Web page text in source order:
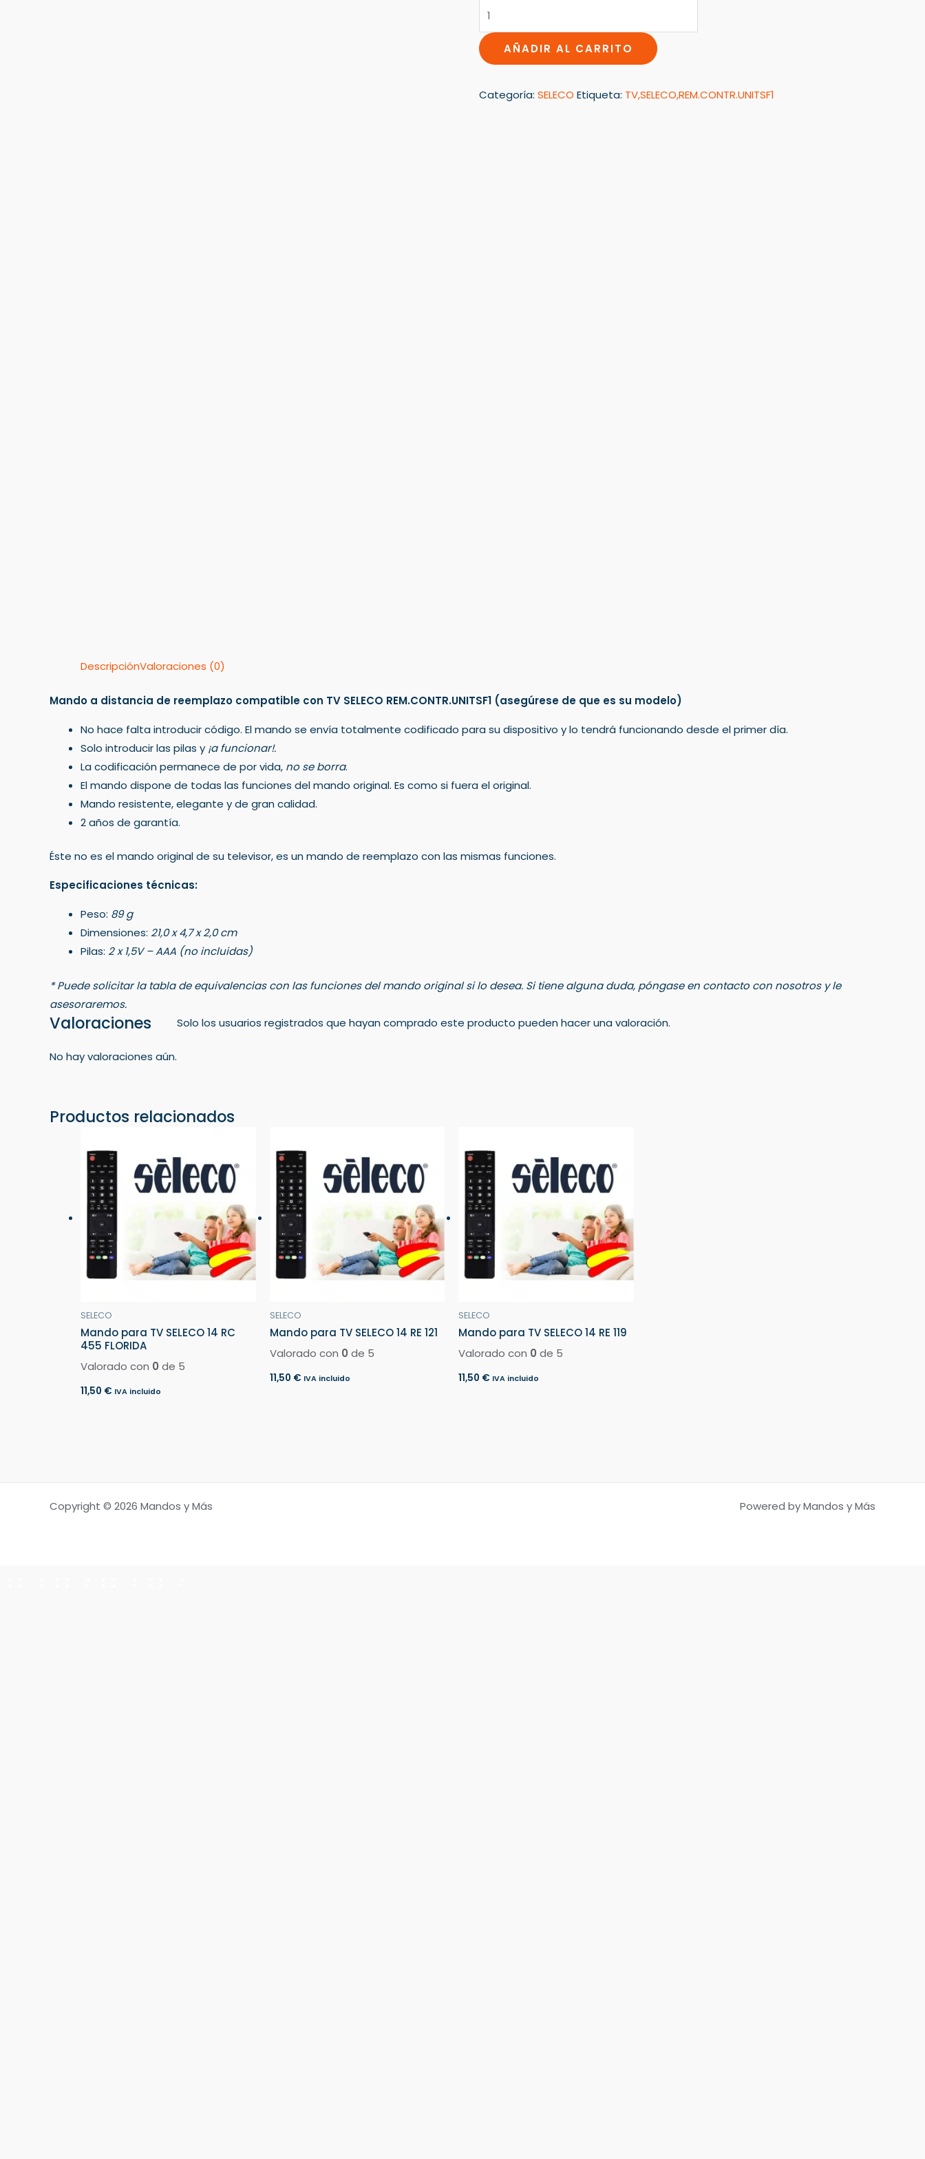
AÑADIR AL CARRITO
Categoría: SELECO Etiqueta: TV,SELECO,REM.CONTR.UNITSF1
DescripciónValoraciones (0)
Mando a distancia de reemplazo compatible con TV SELECO REM.CONTR.UNITSF1 (asegúrese de que es su modelo)
No hace falta introducir código. El mando se envía totalmente codificado para su dispositivo y lo tendrá funcionando desde el primer día.
Solo introducir las pilas y ¡a funcionar!.
La codificación permanece de por vida, no se borra.
El mando dispone de todas las funciones del mando original. Es como si fuera el original.
Mando resistente, elegante y de gran calidad.
2 años de garantía.
Éste no es el mando original de su televisor, es un mando de reemplazo con las mismas funciones.
Especificaciones técnicas:
Peso: 89 g
Dimensiones: 21,0 x 4,7 x 2,0 cm
Pilas: 2 x 1,5V – AAA (no incluidas)
* Puede solicitar la tabla de equivalencias con las funciones del mando original si lo desea. Si tiene alguna duda, póngase en contacto con nosotros y le
asesoraremos.
Valoraciones
No hay valoraciones aún.
Solo los usuarios registrados que hayan comprado este producto pueden hacer una valoración.
Productos relacionados
SELECO
Mando para TV SELECO 14 RC
455 FLORIDA
Valorado con 0 de 5
11,50 € IVA incluido
SELECO
Mando para TV SELECO 14 RE 121
Valorado con 0 de 5
11,50 € IVA incluido
SELECO
Mando para TV SELECO 14 RE 119
Valorado con 0 de 5
11,50 € IVA incluido
Copyright © 2026 Mandos y Más Powered by Mandos y Más